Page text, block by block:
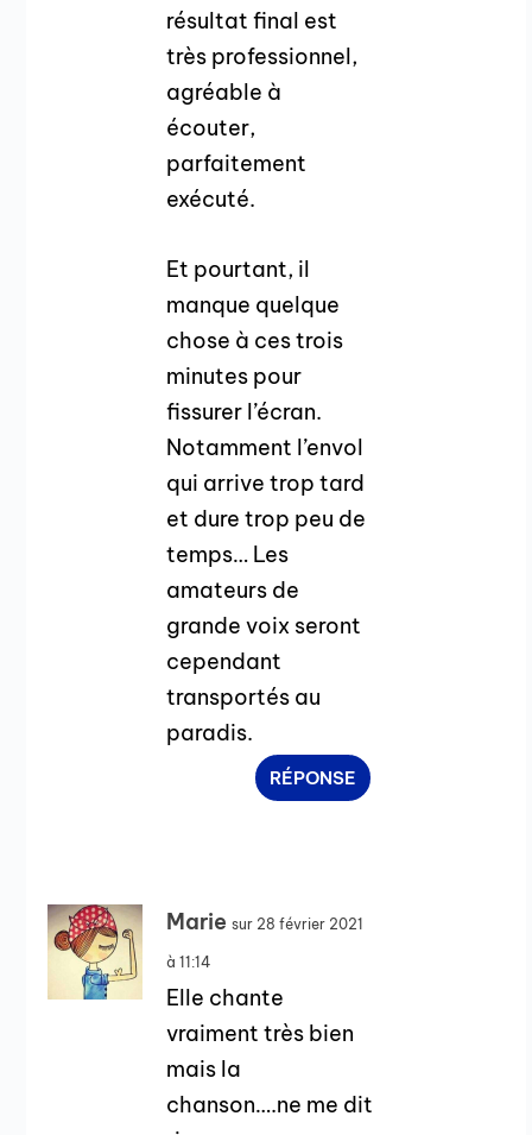
résultat final est
très professionnel,
agréable à
écouter,
parfaitement
exécuté.
Et pourtant, il
manque quelque
chose à ces trois
minutes pour
fissurer l’écran.
Notamment l’envol
qui arrive trop tard
et dure trop peu de
temps… Les
amateurs de
grande voix seront
cependant
transportés au
paradis.
RÉPONSE
Marie sur 28 février 2021
à 11:14
Elle chante
vraiment très bien
mais la
chanson….ne me dit